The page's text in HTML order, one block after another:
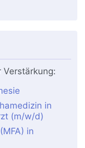
Verstärkung:
in
(m/w/d)
in